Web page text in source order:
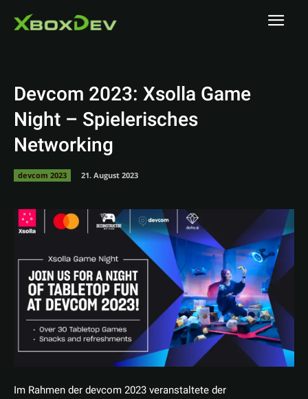
Devcom 2023: Xsolla Game
Night – Spielerisches
Networking
devcom 2023 21. August 2023
Im Rahmen der devcom 2023 veranstaltete der